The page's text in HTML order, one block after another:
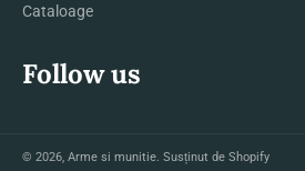
Cataloage
Follow us
© 2026, Arme si munitie. Susținut de Shopify